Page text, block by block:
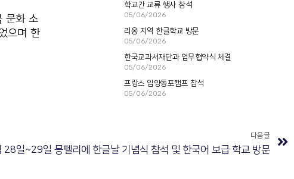
문화 소
으며 한
학교간 교류 행사 참석
05/06/2026
리옹 지역 한글학교 방문
05/06/2026
한국교과서재단과 업무협약식 체결
05/06/2026
프랑스 입양동포캠프 참석
05/06/2026
다음글
28일~29일 몽펠리에 한글날 기념식 참석 및 한국어 보급 학교 방문